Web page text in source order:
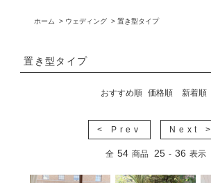
ホーム > ウェディング >置き型タイプ
置き型タイプ
おすすめ順 価格順 新着順
< Prev Next >
全 54 商品 25 - 36 表示